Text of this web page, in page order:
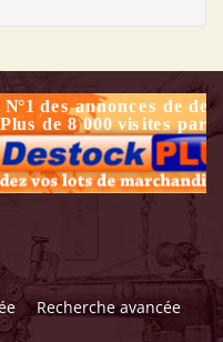
Recherche avancée